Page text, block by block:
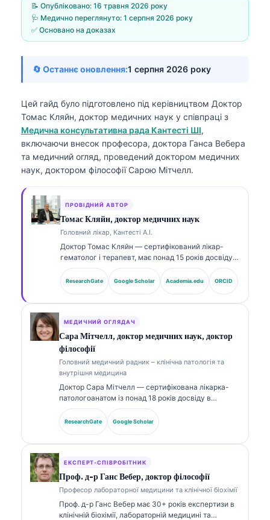
📝 Опубліковано: 16 травня 2026 року
🩺 Медично переглянуто: 1 серпня 2026 року
✅ Основано на доказах
🔄 Останнє оновлення:1 серпня 2026 року
Цей гайд було підготовлено під керівництвом Доктор
Томас Кляйн, доктор медичних наук у співпраці з
Медична консультативна рада Кантесті ШІ,
включаючи внесок професора, доктора Ганса Вебера
та медичний огляд, проведений доктором медичних
наук, доктором філософії Сарою Мітчелл.
ПРОВІДНИЙ АВТОР
Томас Кляйн, доктор медичних наук
Головний лікар, Кантесті А.І.
Доктор Томас Кляйн — сертифікований лікар-
гематолог і терапевт, має понад 15 років досвіду в
лабораторній медицині та AI-асистованому
клінічному аналізі. Як головний медичний
директор (Chief Medical Officer) у Kantesti AI він
публікується щодо інтерпретації біомаркерів і
лабораторної діагностики з тем лабораторної
медицини.
ResearchGate Google Scholar Academia.edu ORCID
МЕДИЧНИЙ ОГЛЯДАЧ
Сара Мітчелл, доктор медичних наук, доктор
філософії
Головний медичний радник – клінічна патологія та
внутрішня медицина
Доктор Сара Мітчелл — сертифікована лікарка-
патологоанатом із понад 18 років досвіду в
лабораторній медицині та діагностичному аналізі.
Вона має спеціалізовані сертифікати з клінічної
хімії та широко публікувалася щодо панелей
ResearchGate Google Scholar
ЕКСПЕРТ-СПІВРОБІТНИК
Проф. д-р Ганс Вебер, доктор філософії
Професор лабораторної медицини та клінічної біохімії
Проф. д-р Ганс Вебер має 30+ років експертизи в
клінічній біохімії, лабораторній медицині та